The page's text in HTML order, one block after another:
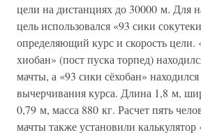
цели на дистанциях до 30000 м. Для
цель использовался «93 сики
определяющий курс и скорость цели.
хиобан» (пост пуска торпед)
мачты, а «93 сики сёхобан»
вычерчивания курса. Длина 1,8 м,
0,79 м, масса 880 кг. Расчет пять
мачты также установили